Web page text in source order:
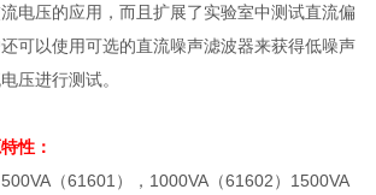
电压的应用，而且扩展了实验室中测试直流偏
可以使用可选的直流噪声滤波器来获得低噪声
压进行测试。
特性：
500VA （61601 ）， 1000VA （61602） 1500VA